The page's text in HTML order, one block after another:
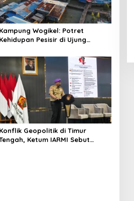
Kampung Wogikel: Potret
Kehidupan Pesisir di Ujung
Keterbatasan
Konflik Geopolitik di Timur
Ketum IARMI Sebut